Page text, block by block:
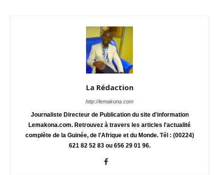
La Rédaction
http://lemakona.com
Journaliste Directeur de Publication du site d'information
Lemakona.com. Retrouvez à travers les articles l'actualité
complète de la Guinée, de l'Afrique et du Monde. Tél : (00224)
621 82 52 83 ou 656 29 01 96.